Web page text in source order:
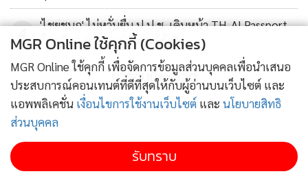
ผู้นำให้ได้
เช่นเดียวกับเรื่องอีเลิร์นนิ่งที่ภาคเอกชนเห็นว่าไทยต้องมี
มาตรฐานของอีเลิร์นนิ่งให้ชัดเจน เพราะปัจจุบันยังเป็นแบบต่าง
คนต่างทำ หน่วยงานราชการที่มีอีเลิร์นนิ่งทั้งหมดจึงควรที่จะนำ
มาจัดตั้งให้เป็นมาตรฐานสากล มีการแลกเปลี่ยนคอนเทนต์กัน
เพื่อให้คนเรียนรู้อย่างต่อเนื่อง ส่งเสริมการพัฒนาคอนเทนต์เพื่อ
สร้างมูลค่าทางเศรษฐกิจ
'ไชยชนก' ไม่หวั่นยื่น ป.ป.ช. เดินหน้า TH-AI Passport
ล็อกคิว 1 ก.ย.69 จ่ายตามใช้จริง
ข่าวอื่นในหมวด
MGR Online ใช้คุกกี้ (Cookies)
MGR Online ใช้คุกกี้ เพื่อจัดการข้อมูลส่วนบุคคลเพื่อนำเสนอ
ประสบการณ์คอนเทนต์ที่ดีที่สุดให้กับผู้อ่านบนเว็บไซต์ และ
แอพพลิเคชั่น เงื่อนไขการใช้งานเว็บไซต์ และ นโยบายสิทธิ
ส่วนบุคคล
รับทราบ